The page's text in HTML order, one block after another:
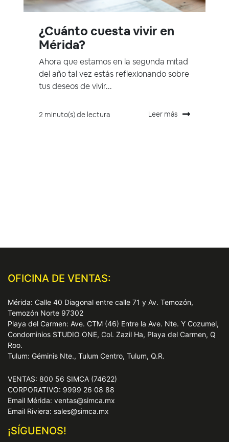
¿Cuánto cuesta vivir en
Mérida?
Ahora que estamos en la segunda mitad
del año tal vez estás reflexionando sobre
tus deseos de vivir...
2 minuto(s) de lectura Leer más
OFICINA DE VENTAS:
Mérida: Calle 40 Diagonal entre calle 71 y Av. Temozón,
Temozón Norte 97302
Playa del Carmen: Ave. CTM (46) Entre la Ave. Nte. Y Cozumel,
Condominios STUDIO ONE, Col. Zazil Ha, Playa del Carmen, Q
Roo.
Tulum: Géminis Nte., Tulum Centro, Tulum, Q.R.
VENTAS: 800 56 SIMCA (74622)
CORPORATIVO: 9999 26 08 88
Email Mérida: ventas@simca.mx
Email Riviera: sales@simca.mx
¡SÍGUENOS!